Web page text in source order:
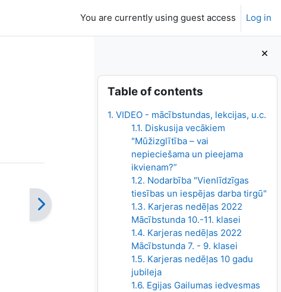
You are currently using guest access Log in
Blocks
Skip Table of contents
Table of contents
1. VIDEO - mācībstundas, lekcijas, u.c.
1.1. Diskusija vecākiem
"Mūžizglītība – vai
nepieciešama un pieejama
ikvienam?”
1.2. Nodarbība "Vienlīdzīgas
tiesības un iespējas darba tirgū"
1.3. Karjeras nedēļas 2022
Mācībstunda 10.-11. klasei
1.4. Karjeras nedēļas 2022
Mācībstunda 7. - 9. klasei
1.5. Karjeras nedēļas 10 gadu
jubileja
1.6. Egijas Gailumas iedvesmas